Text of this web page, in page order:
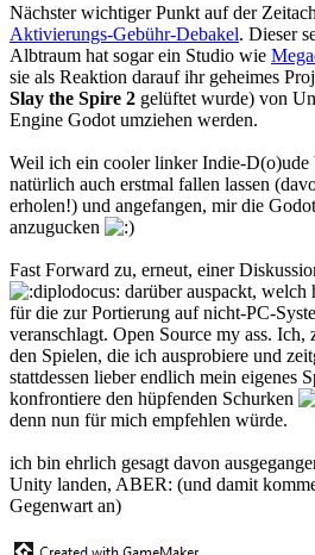
Nächster wichtiger Punkt auf der
Aktivierungs-Gebühr-Debakel. Dieser
Albtraum hat sogar ein Studio wie
sie als Reaktion darauf ihr geheimes
Slay the Spire 2 gelüftet wurde) von
Engine Godot umziehen werden.
Weil ich ein cooler linker Indie-
natürlich auch erstmal fallen lassen
erholen!) und angefangen, mir die
anzugucken
Fast Forward zu, erneut, einer
darüber auspackt, welch
für die zur Portierung auf nicht-PC-
veranschlagt. Open Source my ass.
den Spielen, die ich ausprobiere und
stattdessen lieber endlich mein eigenes
konfrontiere den hüpfenden Schurken
denn nun für mich empfehlen würde.
ich bin ehrlich gesagt davon
Unity landen, ABER: (und damit
Gegenwart an)